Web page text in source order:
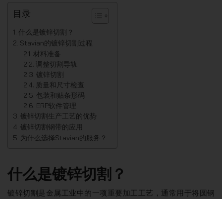
目录
什么是镀锌切割？
Stavian的镀锌切割过程
材料准备
调整切割导轨
镀锌切割
质量和尺寸检查
包装和贴条形码
ERP软件管理
镀锌切割生产工艺的优势
镀锌切割钢带的应用
为什么选择Stavian的服务？
什么是镀锌切割？
镀锌切割是金属工业中的一项重要加工工艺，通常用于将圆钢